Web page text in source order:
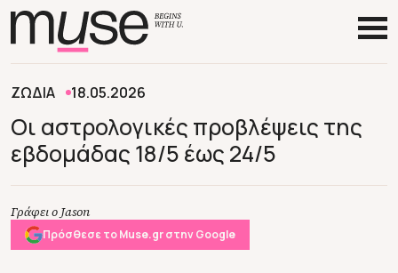
ΖΩΔΙΑ 18.05.2026
Οι αστρολογικές προβλέψεις της
εβδομάδας 18/5 έως 24/5
Γράφει ο Jason
Πρόσθεσε το Muse.gr στην Google